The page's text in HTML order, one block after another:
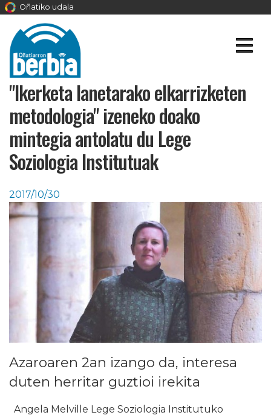
Oñatiko udala
"Ikerketa lanetarako elkarrizketen
metodologia" izeneko doako
mintegia antolatu du Lege
Soziologia Institutuak
2017/10/30
Azaroaren 2an izango da, interesa
duten herritar guztioi irekita
Angela Melville Lege Soziologia Institutuko